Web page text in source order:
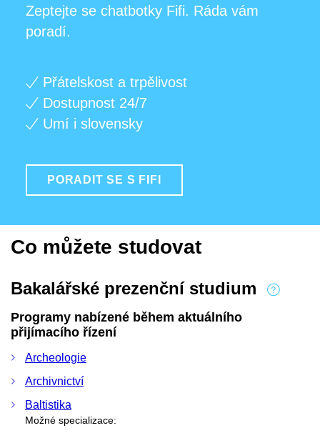
Zeptejte se chatbotky Fifi. Ráda vám
poradí.
Přátelskost a trpělivost
Dostupnost 24/7
Umí i slovensky
PORADIT SE S FIFI
Co můžete studovat
Bakalářské prezenční studium
Programy nabízené během aktuálního
přijímacího řízení
Archeologie
Archivnictví
Baltistika
Možné specializace: